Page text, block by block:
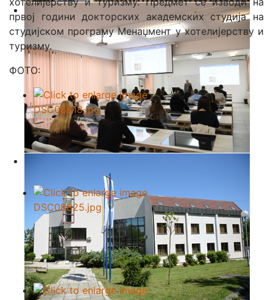
првој години докторских академских студија на
студијском програму Менаџмент у хотелијерству и
туризму.
ФОТО: